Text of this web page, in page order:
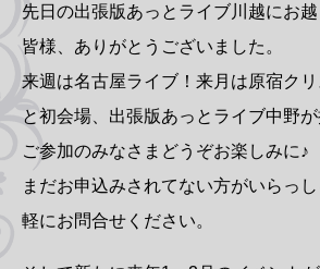
先日の出張版あっとライブ川越にお
皆様、ありがとうございました。
来週は名古屋ライブ！来月は原宿ク
と初会場、出張版あっとライブ中野
ご参加のみなさまどうぞお楽しみに♪
まだお申込みされてない方がいらっ
軽にお問合せください。